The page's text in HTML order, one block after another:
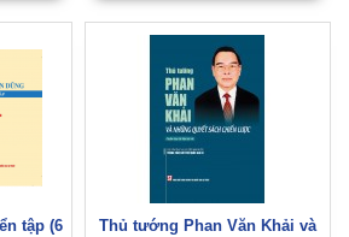
tập (6
Thủ tướng Phan Văn Khải và